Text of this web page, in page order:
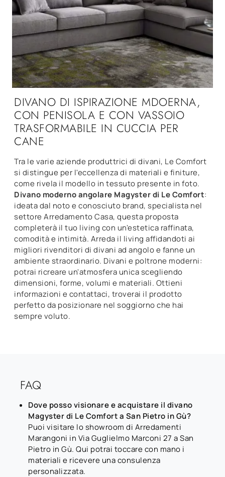
DIVANO DI ISPIRAZIONE MDOERNA,
CON PENISOLA E CON VASSOIO
TRASFORMABILE IN CUCCIA PER
CANE
Tra le varie aziende produttrici di divani, Le Comfort
si distingue per l'eccellenza di materiali e finiture,
come rivela il modello in tessuto presente in foto.
Divano moderno angolare Magyster di Le Comfort:
ideata dal noto e conosciuto brand, specialista nel
settore Arredamento Casa, questa proposta
completerà il tuo living con un'estetica raffinata,
comodità e intimità. Arreda il living affidandoti ai
migliori rivenditori di divani ad angolo e fanne un
ambiente straordinario. Divani e poltrone moderni:
potrai ricreare un'atmosfera unica scegliendo
dimensioni, forme, volumi e materiali. Ottieni
informazioni e contattaci, troverai il prodotto
perfetto da posizionare nel soggiorno che hai
sempre voluto.
FAQ
Dove posso visionare e acquistare il divano
Magyster di Le Comfort a San Pietro in Gù?
Puoi visitare lo showroom di Arredamenti
Marangoni in Via Guglielmo Marconi 27 a San
Pietro in Gù. Qui potrai toccare con mano i
materiali e ricevere una consulenza
personalizzata.